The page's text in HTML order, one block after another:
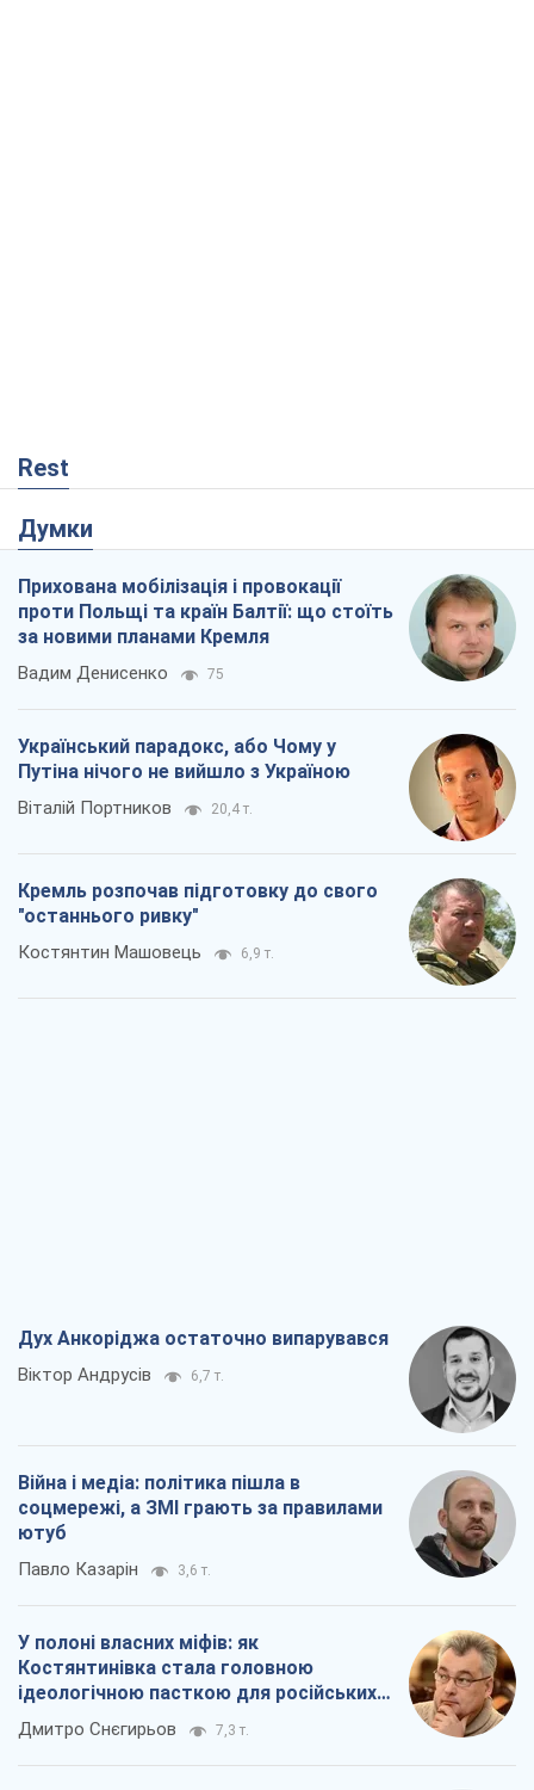
Rest
Думки
Прихована мобілізація і провокації
проти Польщі та країн Балтії: що стоїть
за новими планами Кремля
Вадим Денисенко 75
Український парадокс, або Чому у
Путіна нічого не вийшло з Україною
Віталій Портников 20,4 т.
Кремль розпочав підготовку до свого
"останнього ривку"
Костянтин Машовець 6,9 т.
Дух Анкоріджа остаточно випарувався
Віктор Андрусів 6,7 т.
Війна і медіа: політика пішла в
соцмережі, а ЗМІ грають за правилами
ютуб
Павло Казарін 3,6 т.
У полоні власних міфів: як
Костянтинівка стала головною
ідеологічною пасткою для російських
окупантів
Дмитро Снєгирьов 7,3 т.